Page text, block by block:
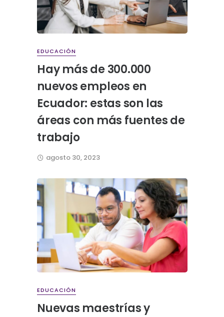
EDUCACIÓN
Hay más de 300.000
nuevos empleos en
Ecuador: estas son las
áreas con más fuentes de
trabajo
agosto 30, 2023
EDUCACIÓN
Nuevas maestrías y